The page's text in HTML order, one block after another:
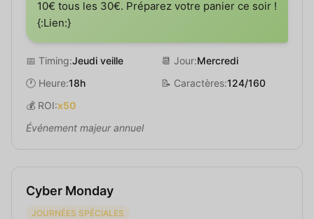
10€ tous les 30€. Préparez votre panier ce soir !
{:Lien:}
📅 Timing:Jeudi veille 📆 Jour:Mercredi
🕐 Heure:18h 📝 Caractères:124/160
💰 ROI:x50
Événement majeur annuel
Cyber Monday
JOURNÉES SPÉCIALES